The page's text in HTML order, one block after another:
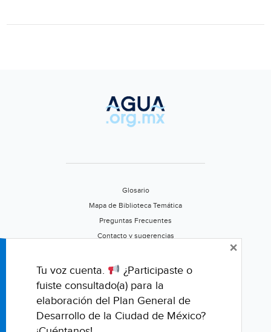
agua
Glosario
Mapa de Biblioteca Temática
Preguntas Frecuentes
Contacto y sugerencias
Califica este portal
Tu voz cuenta.
¿Participaste o
fuiste consultado(a) para la
elaboración del Plan General de
Desarrollo de la Ciudad de México?
×